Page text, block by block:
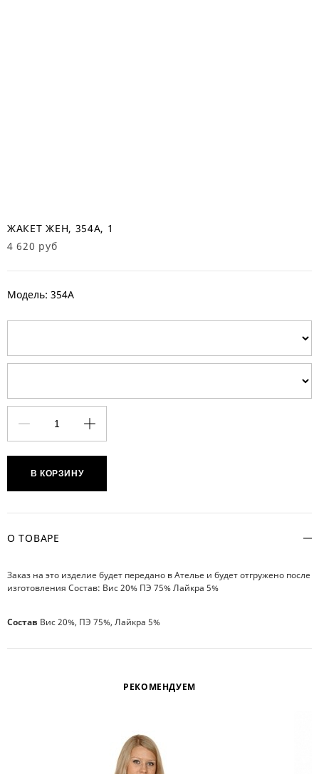
ЖАКЕТ ЖЕН, 354А, 1
4 620 руб
Модель: 354А
В КОРЗИНУ
О ТОВАРЕ
Заказ на это изделие будет передано в Ателье и будет отгружено после
изготовления Состав: Вис 20% ПЭ 75% Лайкра 5%
Состав Вис 20%, ПЭ 75%, Лайкра 5%
РЕКОМЕНДУЕМ